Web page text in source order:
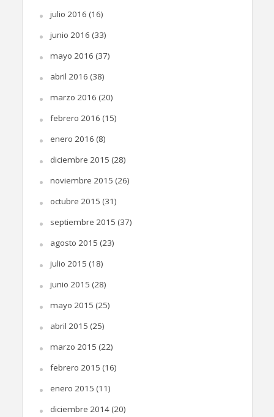
julio 2016 (16)
junio 2016 (33)
mayo 2016 (37)
abril 2016 (38)
marzo 2016 (20)
febrero 2016 (15)
enero 2016 (8)
diciembre 2015 (28)
noviembre 2015 (26)
octubre 2015 (31)
septiembre 2015 (37)
agosto 2015 (23)
julio 2015 (18)
junio 2015 (28)
mayo 2015 (25)
abril 2015 (25)
marzo 2015 (22)
febrero 2015 (16)
enero 2015 (11)
diciembre 2014(20)